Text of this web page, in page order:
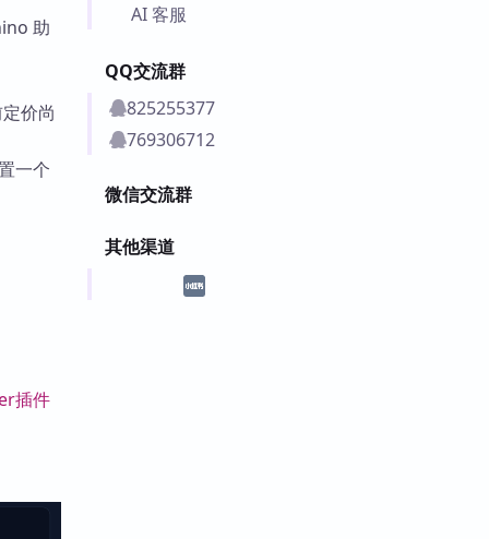
AI 客服
QQ交流群
825255377
769306712
微信交流群
其他渠道
助
价尚
一个
插件